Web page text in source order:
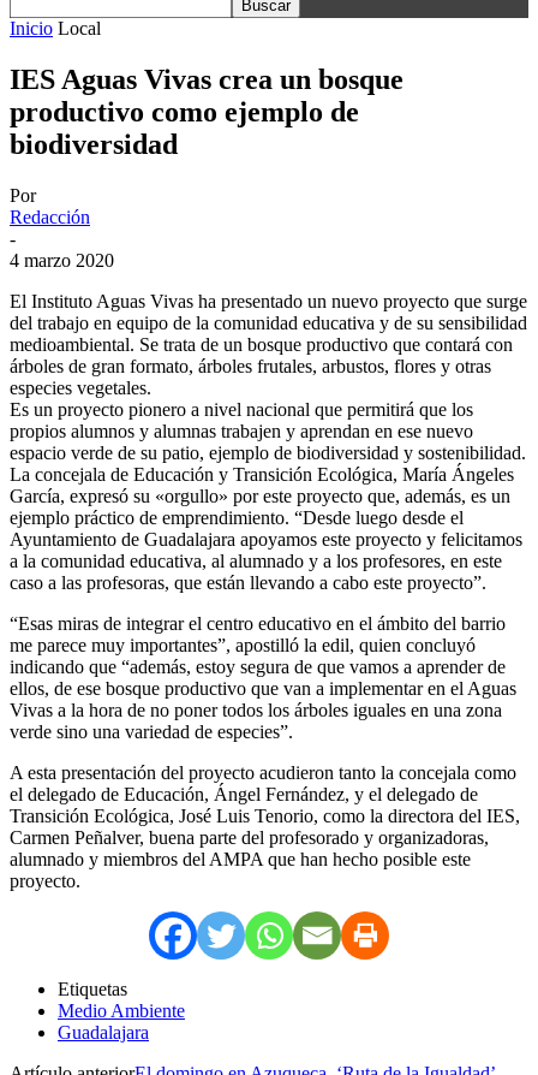
Inicio Local
IES Aguas Vivas crea un bosque
productivo como ejemplo de
biodiversidad
Por
Redacción
-
4 marzo 2020
El Instituto Aguas Vivas ha presentado un nuevo proyecto que surge
del trabajo en equipo de la comunidad educativa y de su sensibilidad
medioambiental. Se trata de un bosque productivo que contará con
árboles de gran formato, árboles frutales, arbustos, flores y otras
especies vegetales.
Es un proyecto pionero a nivel nacional que permitirá que los
propios alumnos y alumnas trabajen y aprendan en ese nuevo
espacio verde de su patio, ejemplo de biodiversidad y sostenibilidad.
La concejala de Educación y Transición Ecológica, María Ángeles
García, expresó su «orgullo» por este proyecto que, además, es un
ejemplo práctico de emprendimiento. “Desde luego desde el
Ayuntamiento de Guadalajara apoyamos este proyecto y felicitamos
a la comunidad educativa, al alumnado y a los profesores, en este
caso a las profesoras, que están llevando a cabo este proyecto”.
“Esas miras de integrar el centro educativo en el ámbito del barrio
me parece muy importantes”, apostilló la edil, quien concluyó
indicando que “además, estoy segura de que vamos a aprender de
ellos, de ese bosque productivo que van a implementar en el Aguas
Vivas a la hora de no poner todos los árboles iguales en una zona
verde sino una variedad de especies”.
A esta presentación del proyecto acudieron tanto la concejala como
el delegado de Educación, Ángel Fernández, y el delegado de
Transición Ecológica, José Luis Tenorio, como la directora del IES,
Carmen Peñalver, buena parte del profesorado y organizadoras,
alumnado y miembros del AMPA que han hecho posible este
proyecto.
Etiquetas
Medio Ambiente
Guadalajara